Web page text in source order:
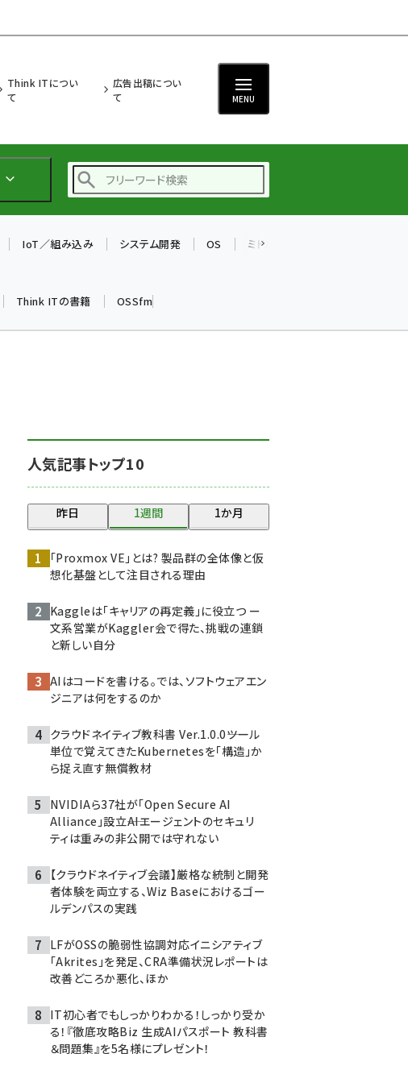
Think ITについ
て
広告出稿につい
て
MENU
仲間と築いた勝利の絆～
drupal (1921)
genai (1464)
ai crunch (1336)
IoT／組み込み システム開発 OS ミドルウェア
Think ITの書籍 OSSfm
人気記事トップ10
昨日 1週間 1か月
「Proxmox VE」とは? 製品群の全体像と仮
想化基盤として注目される理由
Kaggleは「キャリアの再定義」に役立つ ー
文系営業がKaggler会で得た、挑戦の連鎖
と新しい自分
AIはコードを書ける。では、ソフトウェアエン
ジニアは何をするのか
クラウドネイティブ教科書 Ver.1.0.0――ツール
単位で覚えてきたKubernetesを「構造」か
ら捉え直す無償教材
NVIDIAら37社が「Open Secure AI
Alliance」設立――AIエージェントのセキュリ
ティは重みの非公開では守れない
【クラウドネイティブ会議】厳格な統制と開発
者体験を両立する、Wiz Baseにおけるゴー
ルデンパスの実践
LFがOSSの脆弱性協調対応イニシアティブ
「Akrites」を発足、CRA準備状況レポートは
改善どころか悪化、ほか
IT初心者でもしっかりわかる！しっかり受か
る！『徹底攻略Biz 生成AIパスポート 教科書
＆問題集』を5名様にプレゼント！